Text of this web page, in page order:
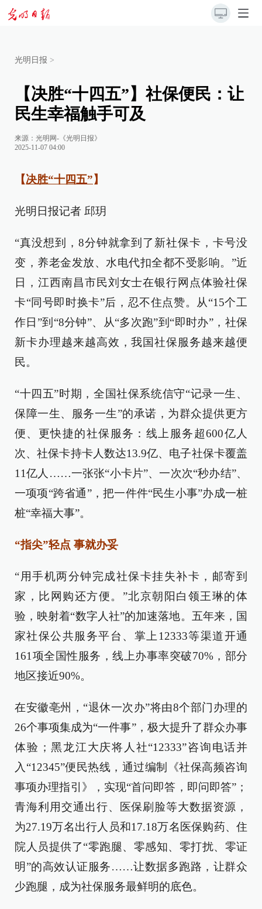
光明日报 >
【决胜“十四五”】社保便民：让
民生幸福触手可及
来源： 光明网-《光明日报》
2025-11-07 04:00
【决胜“十四五”】
光明日报记者 邱玥
“真没想到，8分钟就拿到了新社保卡，卡号没
变，养老金发放、水电代扣全都不受影响。”近
日，江西南昌市民刘女士在银行网点体验社保
卡“同号即时换卡”后，忍不住点赞。从“15个工
作日”到“8分钟”、从“多次跑”到“即时办”，社保
新卡办理越来越高效，我国社保服务越来越便
民。
“十四五”时期，全国社保系统信守“记录一生、
保障一生、服务一生”的承诺，为群众提供更方
便、更快捷的社保服务：线上服务超600亿人
次、社保卡持卡人数达13.9亿、电子社保卡覆盖
11亿人……一张张“小卡片”、一次次“秒办结”、
一项项“跨省通”，把一件件“民生小事”办成一桩
桩“幸福大事”。
“指尖”轻点 事就办妥
“用手机两分钟完成社保卡挂失补卡，邮寄到
家，比网购还方便。”北京朝阳白领王琳的体
验，映射着“数字人社”的加速落地。五年来，国
家社保公共服务平台、掌上12333等渠道开通
161项全国性服务，线上办事率突破70%，部分
地区接近90%。
在安徽亳州，“退休一次办”将由8个部门办理的
26个事项集成为“一件事”，极大提升了群众办事
体验；黑龙江大庆将人社“12333”咨询电话并
入“12345”便民热线，通过编制《社保高频咨询
事项办理指引》，实现“首问即答，即问即答”；
青海利用交通出行、医保刷脸等大数据资源，
为27.19万名出行人员和17.18万名医保购药、住
院人员提供了“零跑腿、零感知、零打扰、零证
明”的高效认证服务……让数据多跑路，让群众
少跑腿，成为社保服务最鲜明的底色。